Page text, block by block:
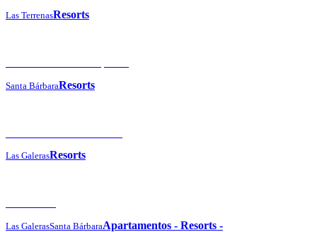
Las TerrenasResorts
Santa BárbaraResorts
Las GalerasResorts
Las GalerasSanta BárbaraApartamentos - Resorts -